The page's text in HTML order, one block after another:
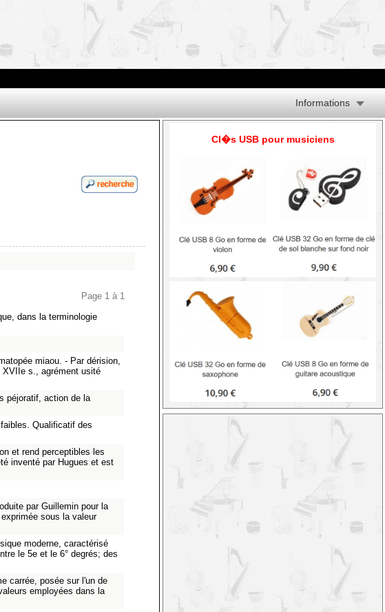
Informations
Page 1 à 1
dans la terminologie
miaou. - Par dérision,
XVIIe s., agrément usité
péjoratif, action de la
Qualificatif des
et rend perceptibles les
inventé par Hugues et est
par Guillemin pour la
sous la valeur
moderne, caractérisé
le 5e et le 6° degrés; des
carrée, posée sur l'un de
employées dans la
Cl�s USB pour musiciens